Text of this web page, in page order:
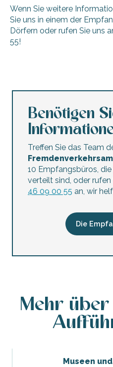
Wenn Sie weitere
Sie uns in einem der
Dörfern oder rufen Sie uns
55!
Das Atelier und die Galerie
Ma Grande Galerie - ADOR
Galerie Sénac de Meilhan
Lil Dupeux - Galerie d'Art
Galerie Xin Art
Galerie der
Kunstgalerie Maison Sanat
Galerie Charivari
Benötigen
Treffen Sie das Team
10 Empfangsbüros,
verteilt sind, oder rufen
46 09 00 55 an, wir
Die
Mehr über
Museen